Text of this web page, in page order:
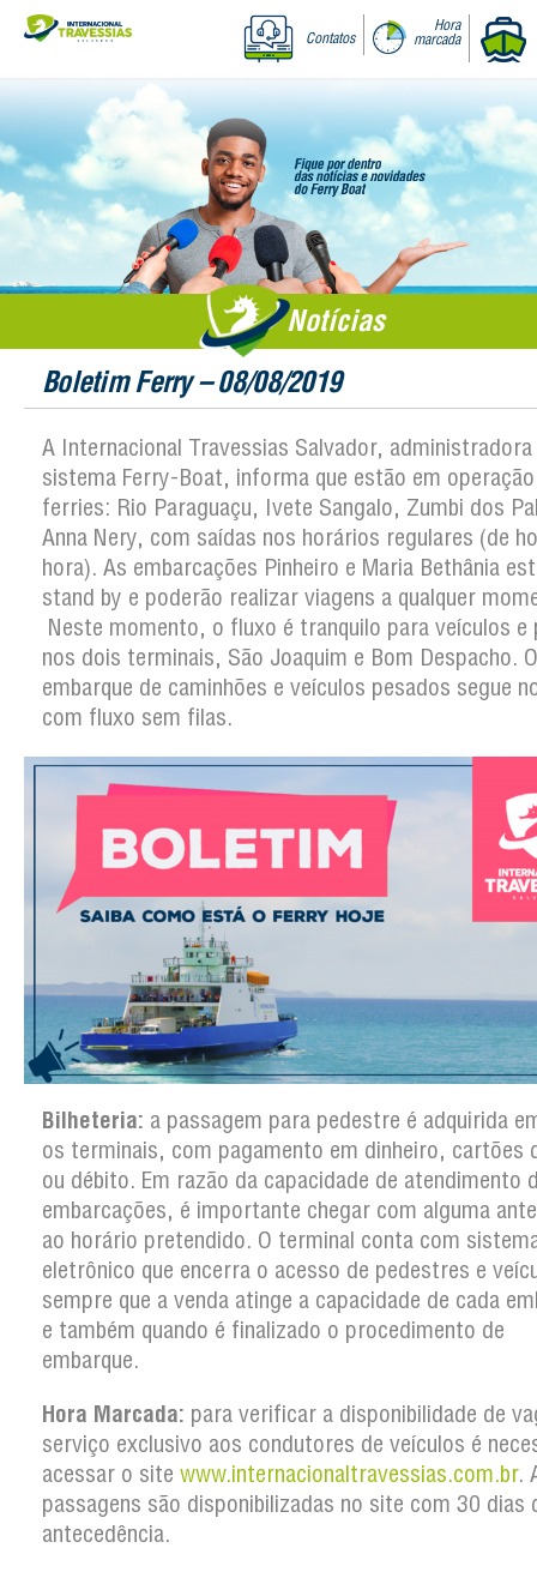
Contatos
Hora
marcada
Notícias
Boletim Ferry – 08/08/2019
A Internacional Travessias Salvador,
sistema Ferry-Boat, informa que estão em
ferries: Rio Paraguaçu, Ivete Sangalo, Zumbi dos
Anna Nery, com saídas nos horários regulares (de
hora). As embarcações Pinheiro e Maria Bethânia
stand by e poderão realizar viagens a qualquer
Neste momento, o fluxo é tranquilo para veículos e
nos dois terminais, São Joaquim e Bom Despacho. O
embarque de caminhões e veículos pesados segue
com fluxo sem filas.
Bilheteria: a passagem para pedestre é adquirida
os terminais, com pagamento em dinheiro, cartões
ou débito. Em razão da capacidade de atendimento
embarcações, é importante chegar com alguma
ao horário pretendido. O terminal conta com
eletrônico que encerra o acesso de pedestres e
sempre que a venda atinge a capacidade de cada
e também quando é finalizado o procedimento de
embarque.
Hora Marcada: para verificar a disponibilidade de
serviço exclusivo aos condutores de veículos é
acessar o site www.internacionaltravessias.com.br.
passagens são disponibilizadas no site com 30 dias
antecedência.